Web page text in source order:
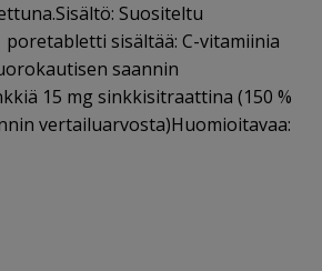
Suositeltu
sisältää: C-vitamiinia
saannin
15 mg sinkkisitraattina (150 %
vertailuarvosta)Huomioitavaa: